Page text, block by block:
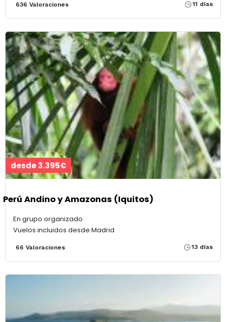
636 Valoraciones 11 días
desde 3.395€
Perú Andino y Amazonas (Iquitos)
En grupo organizado
Vuelos incluidos desde Madrid
66 Valoraciones 13 días